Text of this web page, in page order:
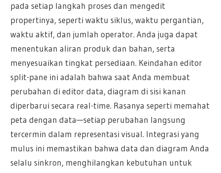
pada setiap langkah proses dan mengedit
propertinya, seperti waktu siklus, waktu pergantian,
waktu aktif, dan jumlah operator. Anda juga dapat
menentukan aliran produk dan bahan, serta
menyesuaikan tingkat persediaan. Keindahan editor
split-pane ini adalah bahwa saat Anda membuat
perubahan di editor data, diagram di sisi kanan
diperbarui secara real-time. Rasanya seperti memahat
peta dengan data—setiap perubahan langsung
tercermin dalam representasi visual. Integrasi yang
mulus ini memastikan bahwa data dan diagram Anda
selalu sinkron, menghilangkan kebutuhan untuk